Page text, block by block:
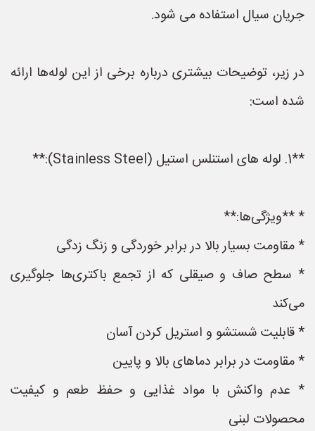
جریان سیال استفاده می شود.
در زیر، توضیحات بیشتری درباره برخی از این لوله‌ها ارائه
شده است:
**1. لوله های استنلس استیل (Stainless Steel):**
* **ویژگی‌ها:**
* مقاومت بسیار بالا در برابر خوردگی و زنگ زدگی
* سطح صاف و صیقلی که از تجمع باکتری‌ها جلوگیری
می‌کند
* قابلیت شستشو و استریل کردن آسان
* مقاومت در برابر دماهای بالا و پایین
* عدم واکنش با مواد غذایی و حفظ طعم و کیفیت
محصولات لبنی